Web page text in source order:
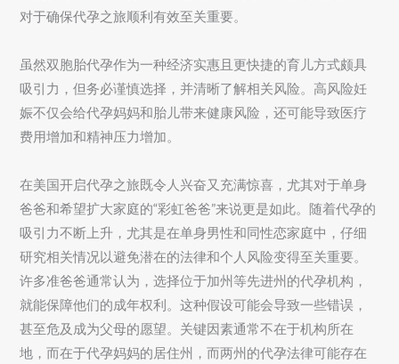
对于确保代孕之旅顺利有效至关重要。
虽然双胞胎代孕作为一种经济实惠且更快捷的育儿方式颇具
吸引力，但务必谨慎选择，并清晰了解相关风险。高风险妊
娠不仅会给代孕妈妈和胎儿带来健康风险，还可能导致医疗
费用增加和精神压力增加。
在美国开启代孕之旅既令人兴奋又充满惊喜，尤其对于单身
爸爸和希望扩大家庭的“彩虹爸爸”来说更是如此。随着代孕的
吸引力不断上升，尤其是在单身男性和同性恋家庭中，仔细
研究相关情况以避免潜在的法律和个人风险变得至关重要。
许多准爸爸通常认为，选择位于加州等先进州的代孕机构，
就能保障他们的成年权利。这种假设可能会导致一些错误，
甚至危及成为父母的愿望。关键因素通常不在于机构所在
地，而在于代孕妈妈的居住州，而两州的代孕法律可能存在